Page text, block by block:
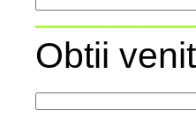
Obtii